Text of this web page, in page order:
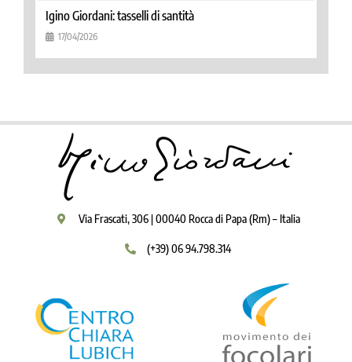
Igino Giordani: tasselli di santità
17/04/2026
Via Frascati, 306 | 00040 Rocca di Papa (Rm) – Italia
(+39) 06 94.798.314